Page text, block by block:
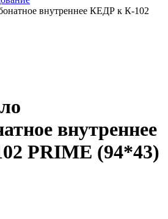
внутреннее КЕДР к К-102
внутреннее
PRIME (94*43)